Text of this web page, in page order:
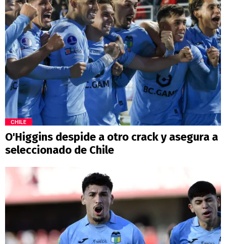
CHILE
O'Higgins despide a otro crack y asegura a
seleccionado de Chile